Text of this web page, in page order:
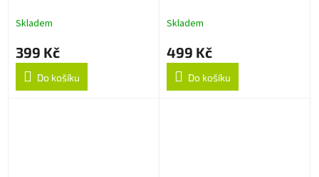
Skladem
399 Kč
Do košíku
Skladem
499 Kč
Do košíku